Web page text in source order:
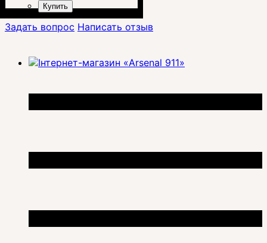
Купить
Задать вопрос Написать отзыв